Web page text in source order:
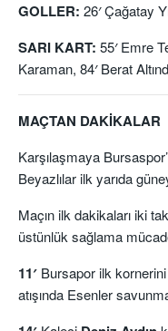
GOLLER: 26′ Çağatay
SARI KART: 55′ Emre
Karaman, 84′ Berat
MAÇTAN DAKİKALAR
Karşılaşmaya
Beyazlılar ilk yarıda
Maçın ilk dakikaları iki
üstünlük sağlama
11′ Bursapor ilk
atışında Esenler